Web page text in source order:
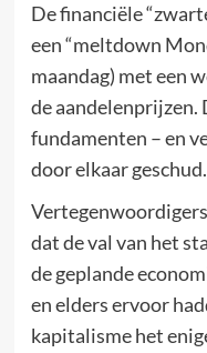
De financiële
een “meltdown
maandag) met een
de aandelenprijzen.
fundamenten – en
door elkaar geschud.
dat de val van het
de geplande
en elders ervoor
kapitalisme het